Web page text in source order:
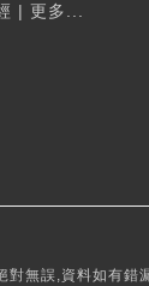
| 更多...
無誤,資料如有錯